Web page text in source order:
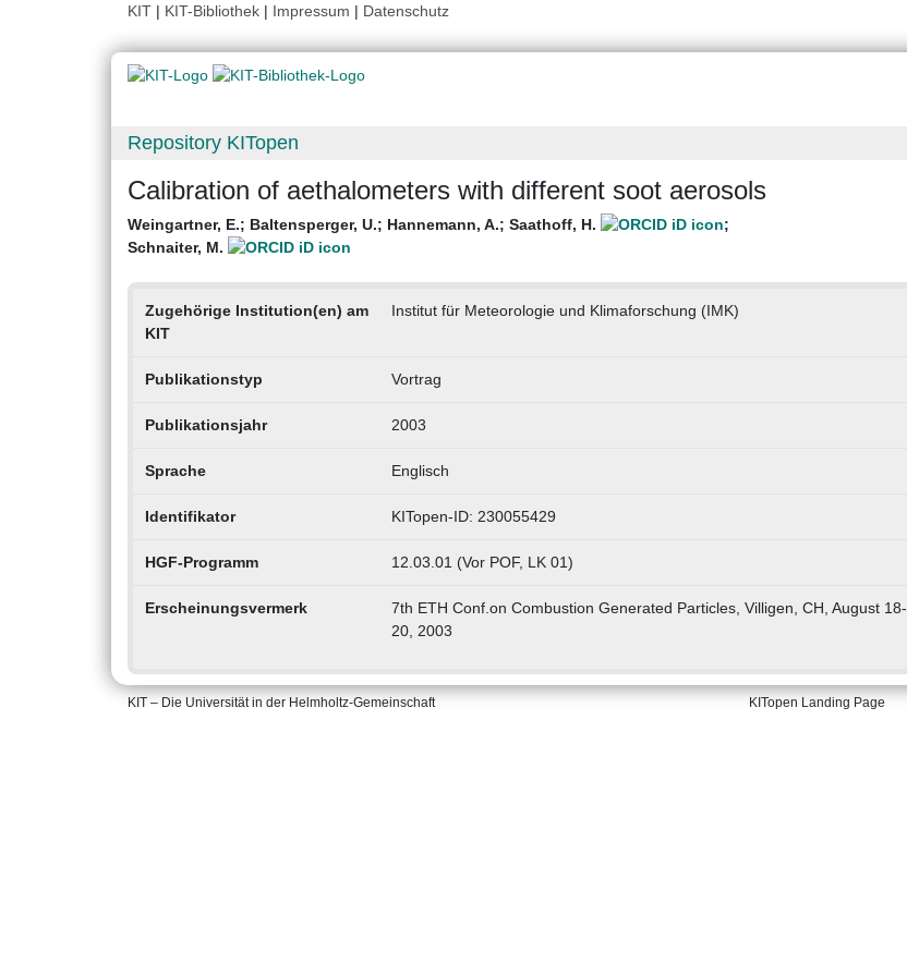
KIT | KIT-Bibliothek | Impressum | Datenschutz
Repository KITopen
Calibration of aethalometers with different soot aerosols
Weingartner, E.; Baltensperger, U.; Hannemann, A.; Saathoff, H.
;
Schnaiter, M.
Zugehörige Institution(en) am
KIT
Institut für Meteorologie und Klimaforschung (IMK)
Publikationstyp Vortrag
Publikationsjahr 2003
Sprache Englisch
Identifikator KITopen-ID: 230055429
HGF-Programm 12.03.01 (Vor POF, LK 01)
Erscheinungsvermerk
7th ETH Conf.on Combustion Generated Particles, Villigen, CH, August 18-
20, 2003
KIT – Die Universität in der Helmholtz-Gemeinschaft KITopen Landing Page